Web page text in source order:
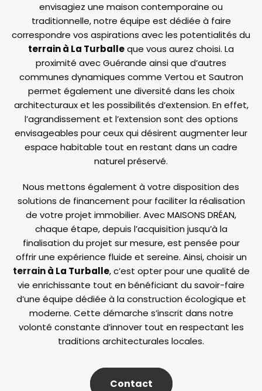
envisagiez une maison contemporaine ou
traditionnelle, notre équipe est dédiée à faire
correspondre vos aspirations avec les potentialités du
terrain à La Turballeque vous aurez choisi. La
proximité avec Guérande ainsi que d’autres
communes dynamiques comme Vertou et Sautron
permet également une diversité dans les choix
architecturaux et les possibilités d’extension. En effet,
l’agrandissement et l’extension sont des options
envisageables pour ceux qui désirent augmenter leur
espace habitable tout en restant dans un cadre
naturel préservé.
Nous mettons également à votre disposition des
solutions de financement pour faciliter la réalisation
de votre projet immobilier. Avec MAISONS DRÉAN,
chaque étape, depuis l’acquisition jusqu’à la
finalisation du projet sur mesure, est pensée pour
offrir une expérience fluide et sereine. Ainsi, choisir un
terrainà La Turballe, c’est opter pour une qualité de
vie enrichissante tout en bénéficiant du savoir-faire
d’une équipe dédiée à la construction écologique et
moderne. Cette démarche s’inscrit dans notre
volonté constante d’innover tout en respectant les
traditions architecturales locales.
Contact